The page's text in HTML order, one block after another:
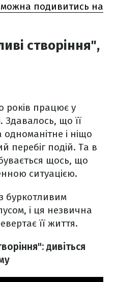
можна подивитись на
створіння",
років працює у
Здавалось, що її
одноманітне і ніщо
перебіг подій. Та в
щось, що
ситуацією.
буркотливим
і ця незвична
її життя.
дивіться